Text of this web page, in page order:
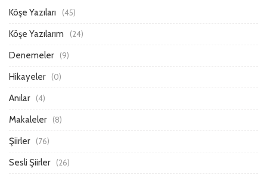
Köşe Yazıları (45)
Köşe Yazılarım (24)
Denemeler (9)
Hikayeler (0)
Anılar (4)
Makaleler (8)
Şiirler (76)
Sesli Şiirler (26)